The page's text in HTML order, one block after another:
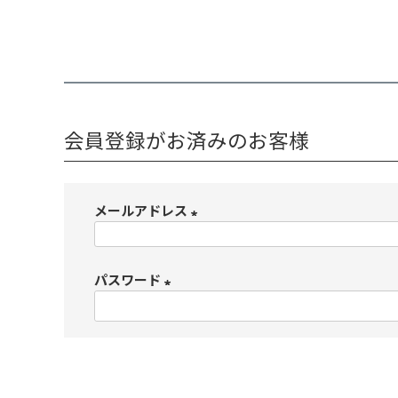
会員登録がお済みのお客様
メールアドレス
パスワード